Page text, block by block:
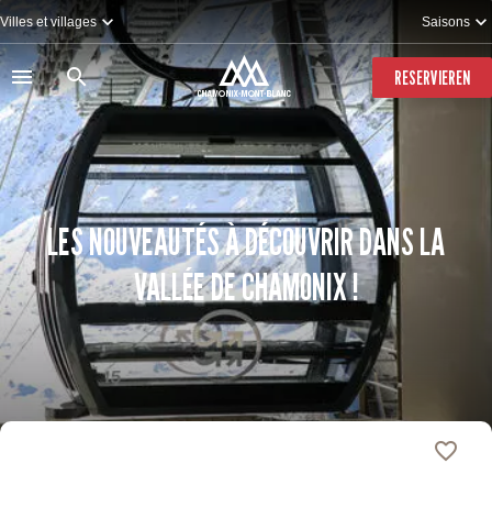
Direkt
zum
Inhalt
Villes et villages Saisons
RESERVIEREN
LES NOUVEAUTÉS À DÉCOUVRIR DANS LA
VALLÉE DE CHAMONIX !